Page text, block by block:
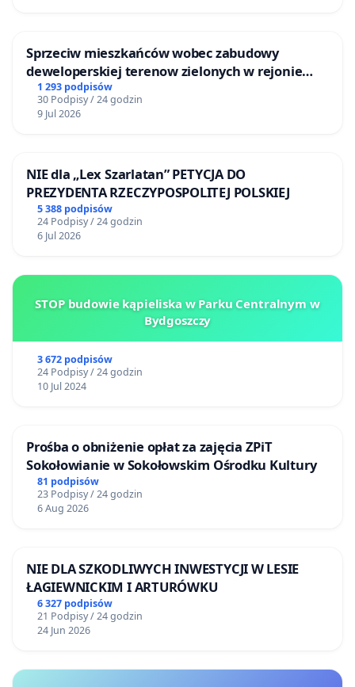
Sprzeciw mieszkańców wobec zabudowy
deweloperskiej terenow zielonych w rejonie
Bulwarów Straceńskich w Bielsku-Białej
1 293 podpisów
30 Podpisy / 24 godzin
9 Jul 2026
NIE dla „Lex Szarlatan” PETYCJA DO
PREZYDENTA RZECZYPOSPOLITEJ POLSKIEJ
5 388 podpisów
24 Podpisy / 24 godzin
6 Jul 2026
STOP budowie kąpieliska w Parku Centralnym w
Bydgoszczy
3 672 podpisów
24 Podpisy / 24 godzin
10 Jul 2024
Prośba o obniżenie opłat za zajęcia ZPiT
Sokołowianie w Sokołowskim Ośrodku Kultury
81 podpisów
23 Podpisy / 24 godzin
6 Aug 2026
NIE DLA SZKODLIWYCH INWESTYCJI W LESIE
ŁAGIEWNICKIM I ARTURÓWKU
6 327 podpisów
21 Podpisy / 24 godzin
24 Jun 2026